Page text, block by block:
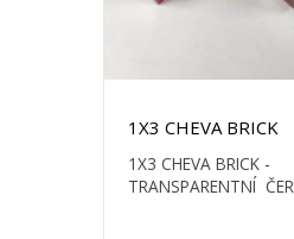
1X3 CHEVA BRICK
1X3 CHEVA BRICK -
TRANSPARENTNÍ